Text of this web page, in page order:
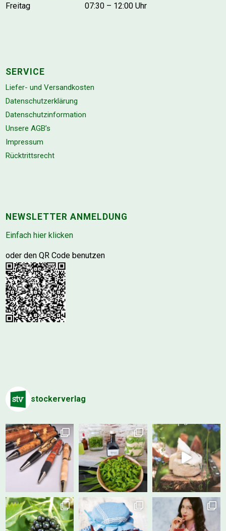
Freitag 07:30 – 12:00 Uhr
SERVICE
Liefer- und Versandkosten
Datenschutzerklärung
Datenschutzinformation
Unsere AGB’s
Impressum
Rücktrittsrecht
NEWSLETTER ANMELDUNG
Einfach hier klicken
oder den QR Code benutzen
stockerverlag